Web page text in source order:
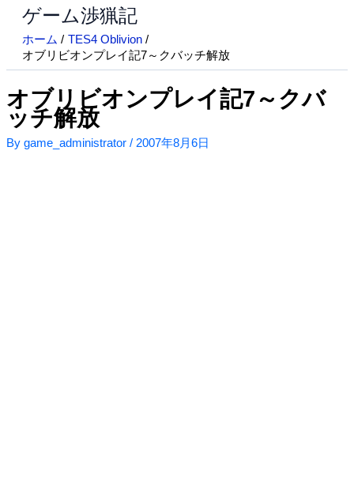
ス
ッ
プ
ゲーム渉猟記
ホーム
TES4 Oblivion
オブリビオンプレイ記7～クバッチ解放
オブリビオンプレイ記7～クバ
ッチ解放
By game_administrator / 2007年8月6日